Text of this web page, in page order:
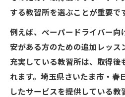
する教習所を選ぶことが重要で
例えば、ペーパードライバー向
安がある方のための追加レッス
充実している教習所は、取得後
れます。埼玉県さいたま市・春
したサービスを提供している教